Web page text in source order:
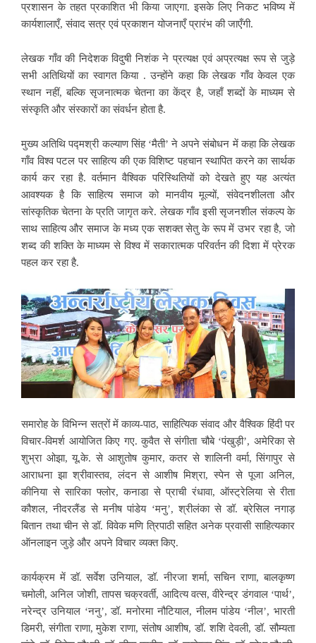
प्रशासन के तहत प्रकाशित भी किया जाएगा. इसके लिए निकट भविष्य में
कार्यशालाएँ, संवाद सत्र एवं प्रकाशन योजनाएँ प्रारंभ की जाएँगी.
लेखक गाँव की निदेशक विदुषी निशंक ने प्रत्यक्ष एवं अप्रत्यक्ष रूप से जुड़े
सभी अतिथियों का स्वागत किया . उन्होंने कहा कि लेखक गाँव केवल एक
स्थान नहीं, बल्कि सृजनात्मक चेतना का केंद्र है, जहाँ शब्दों के माध्यम से
संस्कृति और संस्कारों का संवर्धन होता है.
मुख्य अतिथि पद्मश्री कल्याण सिंह ‘मैती’ ने अपने संबोधन में कहा कि लेखक
गाँव विश्व पटल पर साहित्य की एक विशिष्ट पहचान स्थापित करने का सार्थक
कार्य कर रहा है. वर्तमान वैश्विक परिस्थितियों को देखते हुए यह अत्यंत
आवश्यक है कि साहित्य समाज को मानवीय मूल्यों, संवेदनशीलता और
सांस्कृतिक चेतना के प्रति जागृत करे. लेखक गाँव इसी सृजनशील संकल्प के
साथ साहित्य और समाज के मध्य एक सशक्त सेतु के रूप में उभर रहा है, जो
शब्द की शक्ति के माध्यम से विश्व में सकारात्मक परिवर्तन की दिशा में प्रेरक
पहल कर रहा है.
समारोह के विभिन्न सत्रों में काव्य-पाठ, साहित्यिक संवाद और वैश्विक हिंदी पर
विचार-विमर्श आयोजित किए गए. कुवैत से संगीता चौबे ‘पंखुड़ी’, अमेरिका से
शुभ्रा ओझा, यू.के. से आशुतोष कुमार, कतर से शालिनी वर्मा, सिंगापुर से
आराधना झा श्रीवास्तव, लंदन से आशीष मिश्रा, स्पेन से पूजा अनिल,
कीनिया से सारिका फ्लोर, कनाडा से प्राची रंधावा, ऑस्ट्रेलिया से रीता
कौशल, नीदरलैंड से मनीष पांडेय ‘मनु’, श्रीलंका से डॉ. ब्रेसिल नगाड़
बितान तथा चीन से डॉ. विवेक मणि त्रिपाठी सहित अनेक प्रवासी साहित्यकार
ऑनलाइन जुड़े और अपने विचार व्यक्त किए.
कार्यक्रम में डॉ. सर्वेश उनियाल, डॉ. नीरजा शर्मा, सचिन राणा, बालकृष्ण
चमोली, अनिल जोशी, तापस चक्रवर्ती, आदित्य वत्स, वीरेन्द्र डंगवाल ‘पार्थ’,
नरेन्द्र उनियाल ‘ननु’, डॉ. मनोरमा नौटियाल, नीलम पांडेय ‘नील’, भारती
डिमरी, संगीता राणा, मुकेश राणा, संतोष आशीष, डॉ. शशि देवली, डॉ. सौम्यता